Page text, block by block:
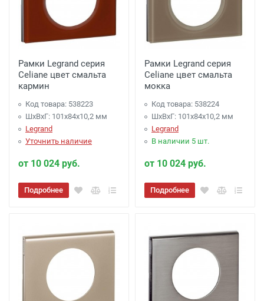
Рамки Legrand серия
Celiane цвет смальта
кармин
Код товара: 538223
ШхВхГ: 101x84x10,2 мм
Legrand
Уточнить наличие
от 10 024 руб.
Подробнее
Рамки Legrand серия
Celiane цвет смальта
мокка
Код товара: 538224
ШхВхГ: 101x84x10,2 мм
Legrand
В наличии 5 шт.
от 10 024 руб.
Подробнее